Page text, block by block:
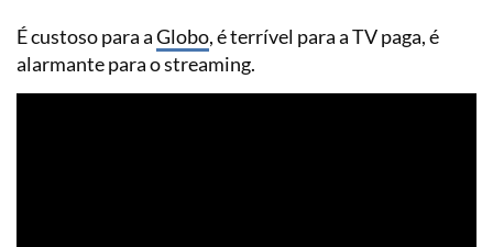
É custoso para aGlobo, é terrível para a TV paga, é
alarmante para o streaming.